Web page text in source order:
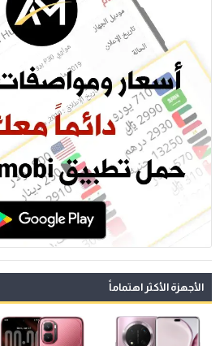
الأجهزة الأكثر اهتماماً